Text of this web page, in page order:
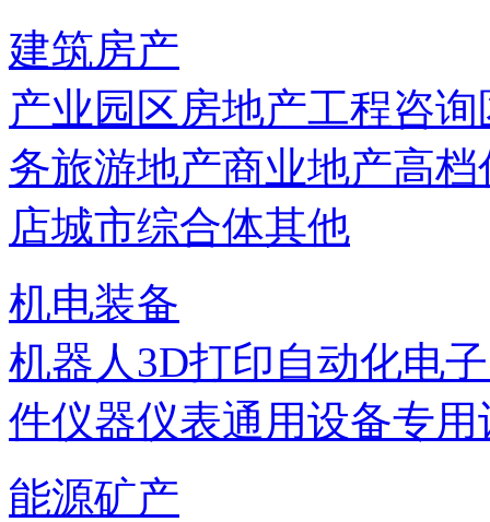
建筑房产
产业园区房地产工程咨询
务旅游地产商业地产高档
店城市综合体其他
机电装备
机器人3D打印自动化电
件仪器仪表通用设备专用
能源矿产